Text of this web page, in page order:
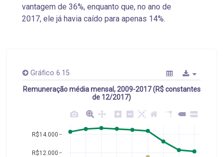
vantagem de 36%, enquanto que, no ano de
2017, ele já havia caído para apenas 14%.
Gráfico 6.15
Remuneração média mensal, 2009-2017 (R$ constantes
de 12/2017)
R$12.000
R$14.000